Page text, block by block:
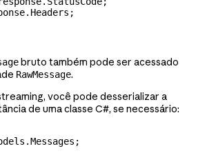
. Headers ;
bruto também pode ser acessado
RawMessage.
você pode desserializar a
de uma classe C#, se necessário:
.Messages ;